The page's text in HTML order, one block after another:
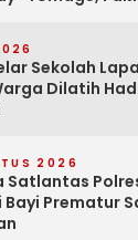
Sekolah
Dilatih
2026
Bayi Prematur